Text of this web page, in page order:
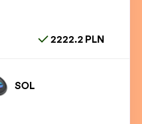
2222.2 PLN
SOL